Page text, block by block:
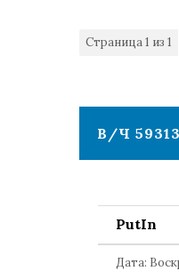
Страница1 из 1
В/Ч
PutIn
Дата: